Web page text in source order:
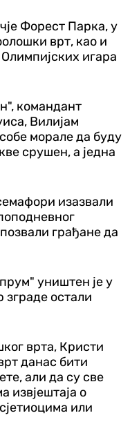
Форест Парка, у
врт, као и
игара
командант
Вилијам
морале да буду
срушен, а једна
изазвали
грађане да
уништен је у
зграде остали
врта, Кристи
данас бити
али да су све
извјештаја о
или